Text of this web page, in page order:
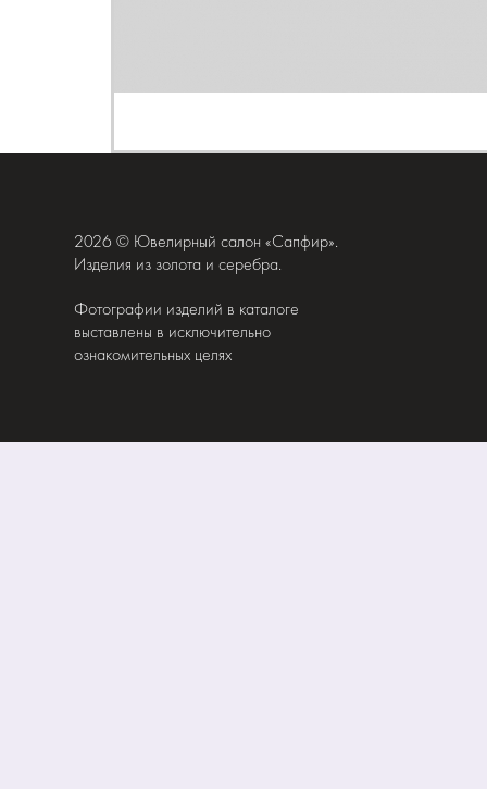
2026 © Ювелирный салон «Сапфир».
Изделия из золота и серебра.
Фотографии изделий в каталоге
выставлены в исключительно
ознакомительных целях